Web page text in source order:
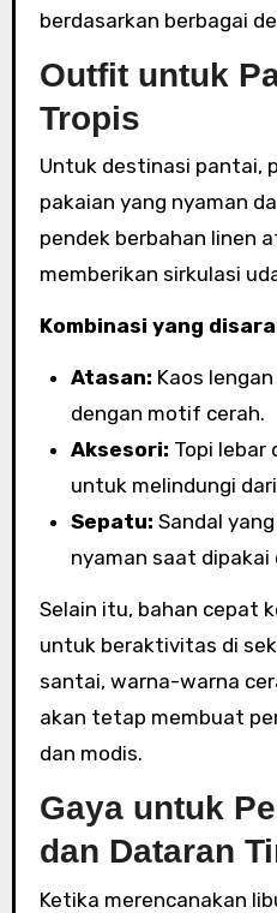
berdasarkan berbagai
Outfit untuk
Tropis
Untuk destinasi pantai,
pakaian yang nyaman
pendek berbahan linen
memberikan sirkulasi
Kombinasi yang
Atasan: Kaos
dengan motif cerah.
Aksesori: Topi lebar
untuk melindungi
Sepatu: Sandal
nyaman saat dipakai
Selain itu, bahan cepat
untuk beraktivitas di
santai, warna-warna
akan tetap membuat
dan modis.
Gaya untuk
dan Dataran
Ketika merencanakan